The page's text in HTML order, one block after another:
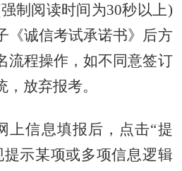
制阅读时间为30秒以上)
《诚信考试承诺书》后方
流程操作，如不同意签订
放弃报考。
上信息填报后，点击“提
示某项或多项信息逻辑